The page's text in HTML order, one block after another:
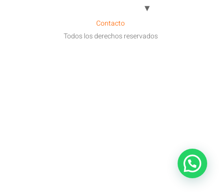
Contacto
Todos los derechos reservados